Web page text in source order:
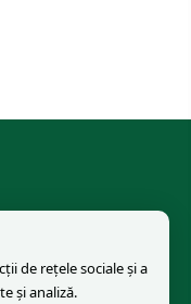
de rețele sociale și a
și analiză.